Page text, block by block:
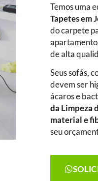
Temos uma
Tapetesem
do carpete
de alta
Seus sofás,
devem ser
ácaros e
da Limpeza
material e
seu